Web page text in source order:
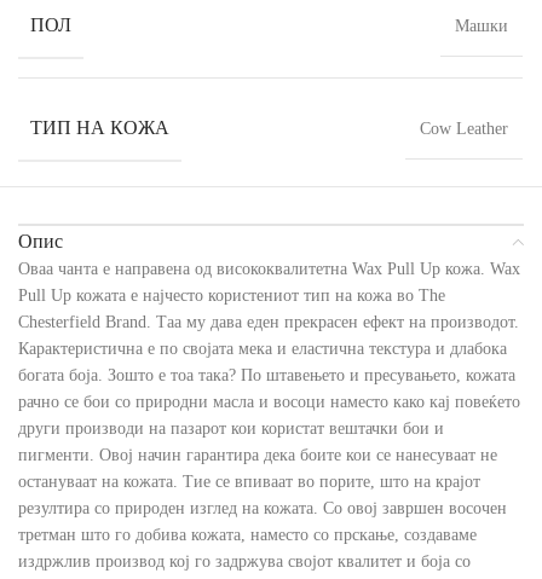
ПОЛ Машки
ТИП НА КОЖА Cow Leather
Опис
Оваа чанта е направена од висококвалитетна Wax Pull Up кожа. Wax
Pull Up кожата е најчесто користениот тип на кожа во The
Chesterfield Brand. Таа му дава еден прекрасен ефект на производот.
Карактеристична е по својата мека и еластична текстура и длабока
богата боја. Зошто е тоа така? По штавењето и пресувањето, кожата
рачно се бои со природни масла и восоци наместо како кај повеќето
други производи на пазарот кои користат вештачки бои и
пигменти. Овој начин гарантира дека боите кои се нанесуваат не
остануваат на кожата. Тие се впиваат во порите, што на крајот
резултира со природен изглед на кожата. Со овој завршен восочен
третман што го добива кожата, наместо со прскање, создаваме
издржлив производ кој го задржува својот квалитет и боја со